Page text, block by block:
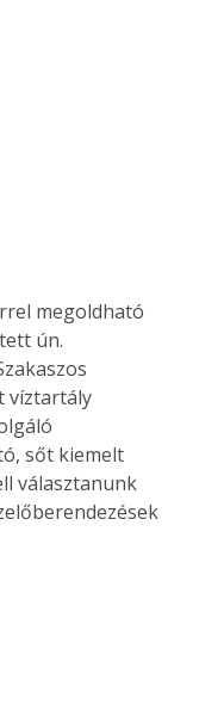
megoldható
ún.
víztartály
sőt kiemelt
választanunk